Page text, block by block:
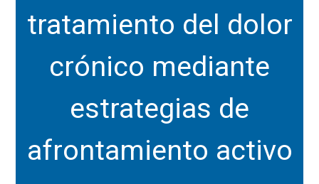
tratamiento del dolor
crónico mediante
estrategias de
afrontamiento activo